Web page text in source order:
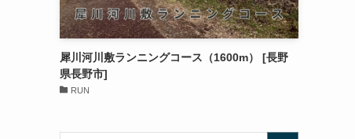
犀川河川敷ランニングコース（1600m） [長野
県長野市]
RUN